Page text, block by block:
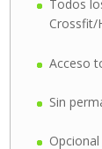
Todos
Crossfit/
Acceso
Sin